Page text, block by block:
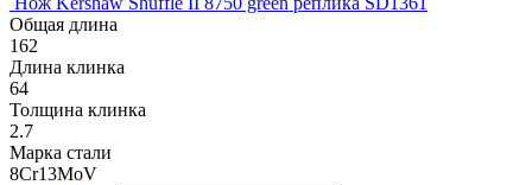
Общая длина
162
Длина клинка
64
Толщина клинка
2.7
Марка стали
8Cr13MoV